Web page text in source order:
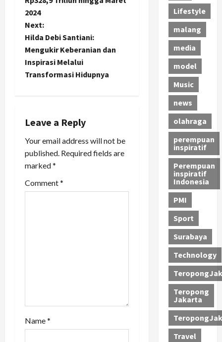
t
n
a
v
a
t
i
o
2024
Next:
Hilda Debi Santiani:
Mengukir Keberanian dan
Inspirasi Melalui
Transformasi Hidupnya
Leave a Reply
Your email address will not be
published. Required fields are
marked*
Comment*
Name*
Lifestyle
malang
media
model
Music
news
olahraga
perempuan
inspiratif
Perempuan
inspiratif
Indonesia
PMI
Sport
Surabaya
Technology
Teropong
Jakarta
Travel